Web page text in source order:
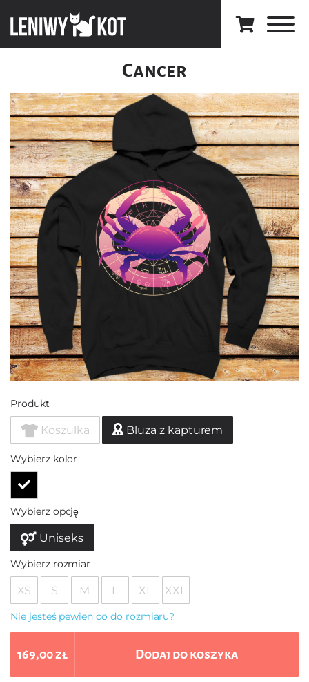
Cancer
Produkt
Koszulka Bluza z kapturem
Wybierz kolor
Wybierz opcję
Uniseks
Wybierz rozmiar
XS S M L XL XXL
Nie jesteś pewien co do rozmiaru?
169,00 zł Dodaj do koszyka